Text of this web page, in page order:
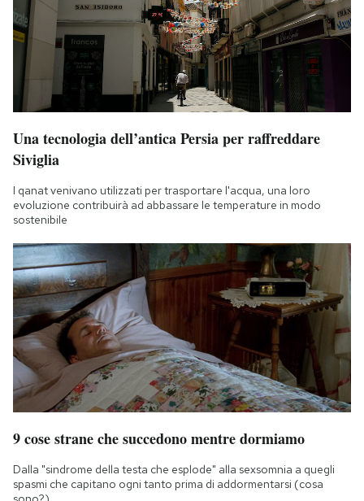
Una tecnologia dell’antica Persia per raffreddare
Siviglia
I qanat venivano utilizzati per trasportare l'acqua, una loro
evoluzione contribuirà ad abbassare le temperature in modo
sostenibile
9 cose strane che succedono mentre dormiamo
Dalla "sindrome della testa che esplode" alla sexsomnia a quegli
spasmi che capitano ogni tanto prima di addormentarsi (cosa